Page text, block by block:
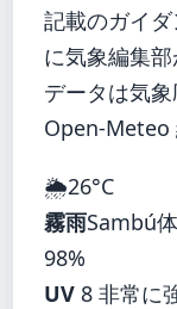
記載のガイ
に気象編集部
データは気
Open-Meteo
🌦️26°C
霧雨Sambú
98%
UV 8 非常に